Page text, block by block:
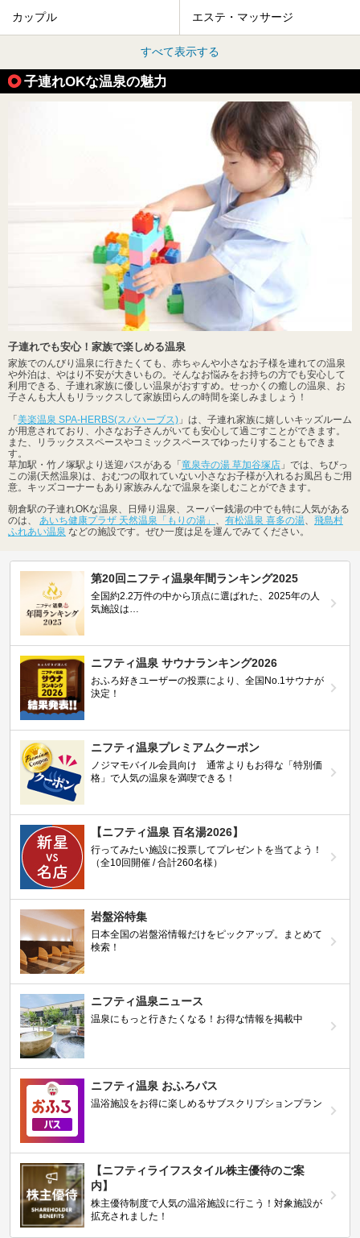
カップル エステ・マッサージ
すべて表示する
子連れOKな温泉の魅力
子連れでも安心！家族で楽しめる温泉
家族でのんびり温泉に行きたくても、赤ちゃんや小さなお子様を連れての温泉
や外泊は、やはり不安が大きいもの。そんなお悩みをお持ちの方でも安心して
利用できる、子連れ家族に優しい温泉がおすすめ。せっかくの癒しの温泉、お
子さんも大人もリラックスして家族団らんの時間を楽しみましょう！
「美楽温泉 SPA-HERBS(スパハーブス) 」は、子連れ家族に嬉しいキッズルーム
が用意されており、小さなお子さんがいても安心して過ごすことができます。
また、リラックススペースやコミックスペースでゆったりすることもできま
す。
草加駅・竹ノ塚駅より送迎バスがある「竜泉寺の湯 草加谷塚店 」では、ちびっ
この湯(天然温泉)は、おむつの取れていない小さなお子様が入れるお風呂もご用
意。キッズコーナーもあり家族みんなで温泉を楽しむことができます。
朝倉駅の子連れOKな温泉、日帰り温泉、スーパー銭湯の中でも特に人気がある
のは、 あいち健康プラザ 天然温泉「もりの湯」 有松温泉 喜多の湯
飛島村
ふれあい温泉 などの施設です。ぜひ一度は足を運んでみてください。
第20回ニフティ温泉年間ランキング2025
全国約2.2万件の中から頂点に選ばれた、2025年の人
気施設は…
ニフティ温泉 サウナランキング2026
おふろ好きユーザーの投票により、全国No.1サウナが
決定！
ニフティ温泉プレミアムクーポン
ノジマモバイル会員向け 通常よりもお得な「特別価
格」で人気の温泉を満喫できる！
【ニフティ温泉 百名湯2026】
行ってみたい施設に投票してプレゼントを当てよう！
（全10回開催 / 合計260名様）
岩盤浴特集
日本全国の岩盤浴情報だけをピックアップ。まとめて
検索！
ニフティ温泉ニュース
温泉にもっと行きたくなる！お得な情報を掲載中
ニフティ温泉 おふろパス
温浴施設をお得に楽しめるサブスクリプションプラン
【ニフティライフスタイル株主優待のご案
内】
株主優待制度で人気の温浴施設に行こう！対象施設が
拡充されました！